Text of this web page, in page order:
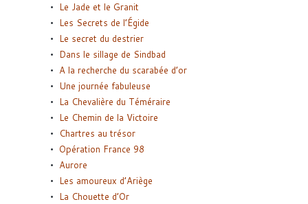
Le Jade et le Granit
Les Secrets de l’Égide
Le secret du destrier
Dans le sillage de Sindbad
A la recherche du scarabée d’or
Une journée fabuleuse
La Chevalière du Téméraire
Le Chemin de la Victoire
Chartres au trésor
Opération France 98
Aurore
Les amoureux d’Ariège
La Chouette d’Or